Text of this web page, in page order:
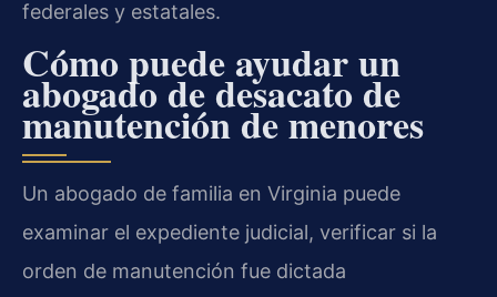
federales y estatales.
Cómo puede ayudar un
abogado de desacato de
manutención de menores
Un abogado de familia en Virginia puede
examinar el expediente judicial, verificar si la
orden de manutención fue dictada